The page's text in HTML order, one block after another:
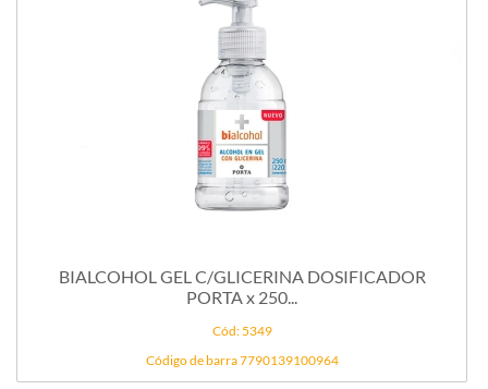
BIALCOHOL GEL C/GLICERINA DOSIFICADOR
PORTA x 250...
Cód: 5349
Código de barra 7790139100964